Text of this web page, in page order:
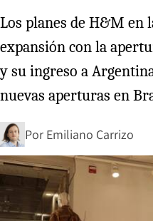
Los planes de H&M en
expansión con la
y su ingreso a
nuevas aperturas en
Por Emiliano Carrizo